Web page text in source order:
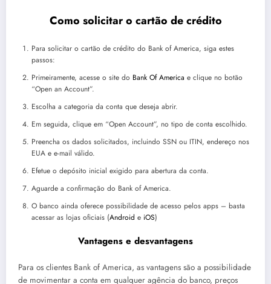
Como solicitar o cartão de crédito
Para solicitar o cartão de crédito do Bank of America, siga estes
passos:
Primeiramente, acesse o site do Bank Of America e clique no botão
“Open an Account”.
Escolha a categoria da conta que deseja abrir.
Em seguida, clique em “Open Account”, no tipo de conta escolhido.
Preencha os dados solicitados, incluindo SSN ou ITIN, endereço nos
EUA e e-mail válido.
Efetue o depósito inicial exigido para abertura da conta.
Aguarde a confirmação do Bank of America.
O banco ainda oferece possibilidade de acesso pelos apps – basta
acessar as lojas oficiais (Android e iOS)
Vantagens e desvantagens
Para os clientes Bank of America, as vantagens são a possibilidade
de movimentar a conta em qualquer agência do banco, preços